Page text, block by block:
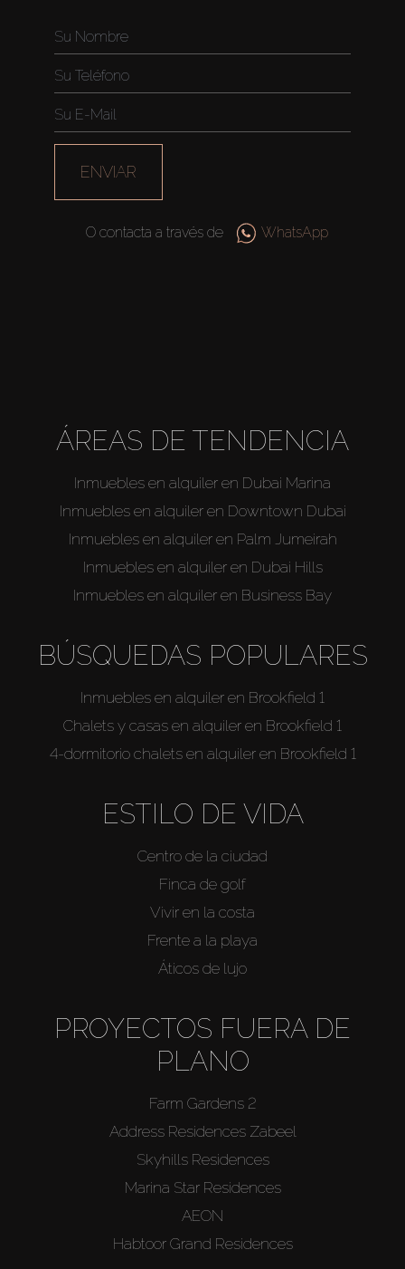
ENVIAR
O contacta a través de WhatsApp
ÁREAS DE TENDENCIA
Inmuebles en alquiler en Dubai Marina
Inmuebles en alquiler en Downtown Dubai
Inmuebles en alquiler en Palm Jumeirah
Inmuebles en alquiler en Dubai Hills
Inmuebles en alquiler en Business Bay
BÚSQUEDAS POPULARES
Inmuebles en alquiler en Brookfield 1
Chalets y casas en alquiler en Brookfield 1
4-dormitorio chalets en alquiler en Brookfield 1
ESTILO DE VIDA
Centro de la ciudad
Finca de golf
Vivir en la costa
Frente a la playa
Áticos de lujo
PROYECTOS FUERA DE
PLANO
Farm Gardens 2
Address Residences Zabeel
Skyhills Residences
Marina Star Residences
AEON
Habtoor Grand Residences